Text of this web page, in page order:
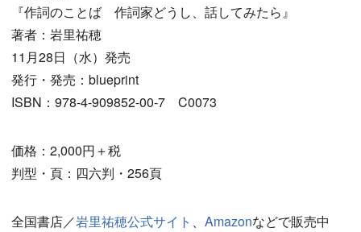
『作詞のことば 作詞家どうし、話してみたら』
著者：岩里祐穂
11月28日（水）発売
発行・発売：blueprint
ISBN：978-4-909852-00-7 C0073
価格：2,000円＋税
判型・頁：四六判・256頁
全国書店／岩里祐穂公式サイト 、 Amazonなどで販売中